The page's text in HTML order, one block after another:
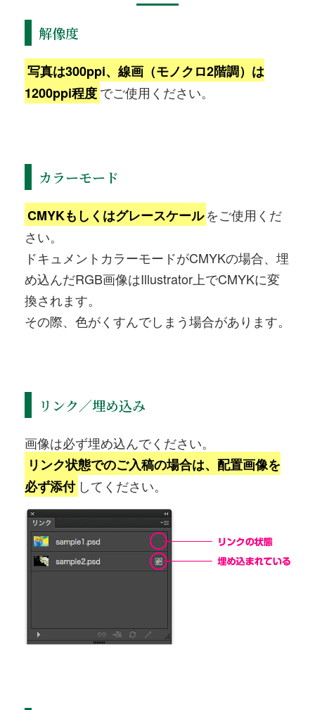
解像度
写真は300ppi、線画（モノクロ2階調）は
1200ppi程度でご使用ください。
カラーモード
CMYKもしくはグレースケール をご使用くだ
さい。
ドキュメントカラーモードがCMYKの場合、埋
め込んだRGB画像はIllustrator上でCMYKに変
換されます。
その際、色がくすんでしまう場合があります。
リンク／埋め込み
画像は必ず埋め込んでください。
リンク状態でのご入稿の場合は、配置画像を
必ず添付 してください。